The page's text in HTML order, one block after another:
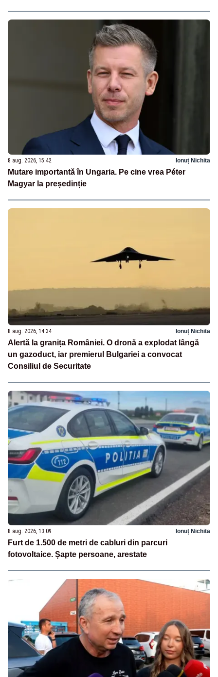
8 aug. 2026, 15:42 Ionuț Nichita
Mutare importantă în Ungaria. Pe cine vrea Péter
Magyar la președinție
8 aug. 2026, 14:34 Ionuț Nichita
Alertă la granița României. O dronă a explodat lângă
un gazoduct, iar premierul Bulgariei a convocat
Consiliul de Securitate
8 aug. 2026, 13:09 Ionuț Nichita
Furt de 1.500 de metri de cabluri din parcuri
fotovoltaice. Șapte persoane, arestate